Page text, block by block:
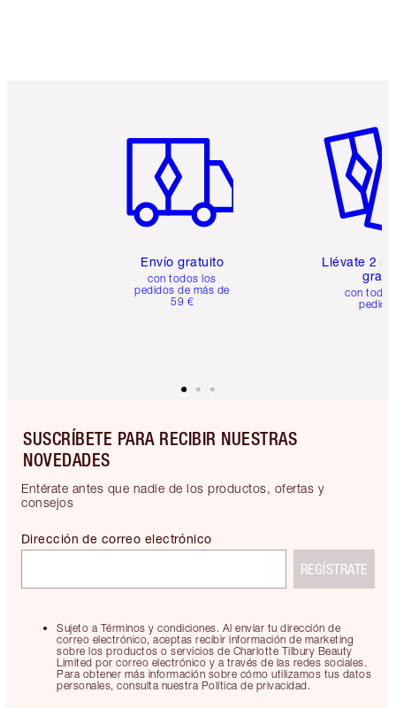
Envío gratuito
con todos los
pedidos de más de
59 €
Llévate 2
gratis
con
SUSCRÍBETE PARA RECIBIR NUESTRAS
NOVEDADES
Entérate antes que nadie de los productos, ofertas y
consejos
Sujeto a Términos y condiciones. Al enviar tu dirección de
correo electrónico, aceptas recibir información de marketing
sobre los productos o servicios de Charlotte Tilbury Beauty
Limited por correo electrónico y a través de las redes sociales.
Para obtener más información sobre cómo utilizamos tus datos
personales, consulta nuestra Política de privacidad.
Dirección de correo electrónico
REGÍSTRATE